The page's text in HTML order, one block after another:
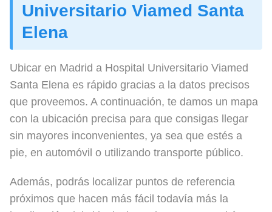
Universitario Viamed Santa
Elena
Ubicar en Madrid a Hospital Universitario Viamed
Santa Elena es rápido gracias a la datos precisos
que proveemos. A continuación, te damos un mapa
con la ubicación precisa para que consigas llegar
sin mayores inconvenientes, ya sea que estés a
pie, en automóvil o utilizando transporte público.
Además, podrás localizar puntos de referencia
próximos que hacen más fácil todavía más la